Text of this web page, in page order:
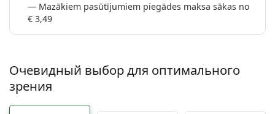
Mazākiem pasūtījumiem piegādes maksa sākas no
€ 3,49
Очевидный выбор для оптимального
зрения